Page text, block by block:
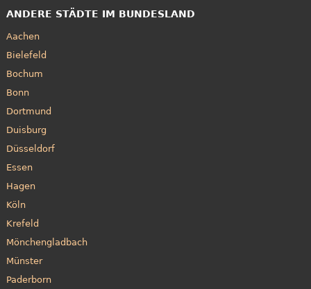
ANDERE STÄDTE IM BUNDESLAND
Aachen
Bielefeld
Bochum
Bonn
Dortmund
Duisburg
Düsseldorf
Essen
Hagen
Köln
Krefeld
Mönchengladbach
Münster
Paderborn